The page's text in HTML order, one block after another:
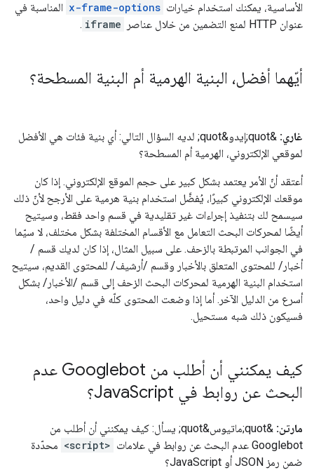
الأساسية، يمكنك استخدام خيارات x-frame-options المناسبة في
عنوان HTTP لمنع التضمين من خلال عناصر
iframe
.
أيّهما أفضل، البنية الهرمية أم البنية المسطحة؟
غاري:
&quot;إيدو&quot; لديه السؤال التالي: أي بنية فئات هي الأفضل
لموقعي الإلكتروني، الهرمية أم المسطحة؟
أعتقد أنّ الأمر يعتمد بشكل كبير على حجم الموقع الإلكتروني. إذا كان
موقعك الإلكتروني كبيرًا، يُفضَّل استخدام بنية هرمية على الأرجح لأنّ ذلك
سيسمح لك بتنفيذ إجراءات غير تقليدية في قسم واحد فقط، وسيتيح
أيضًا لمحركات البحث التعامل مع الأقسام المختلفة بشكل مختلف، لا سيّما
في الجوانب المرتبطة بالزحف. على سبيل المثال، إذا كان لديك قسم /
أخبار/ للمحتوى المتعلق بالأخبار وقسم /أرشيف/ للمحتوى القديم، سيتيح
استخدام البنية الهرمية لمحركات البحث الزحف إلى قسم /الأخبار/ بشكل
أسرع من الدليل الآخر. أما إذا وضعت المحتوى كلّه في دليل واحد،
فسيكون ذلك شبه مستحيل.
كيف يمكنني أن أطلب من Googlebot عدم
البحث عن روابط في Java Script؟
مارتن:
&quot;ماتيوس&quot; يسأل: كيف يمكنني أن أطلب من
Googlebot عدم البحث عن روابط في علامات
<script> محدّدة
ضمن رمز JSON أو JavaScript؟